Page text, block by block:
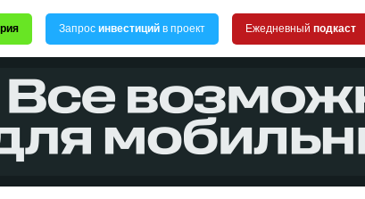
Запрос инвестиций в проект Ежедневный подкаст